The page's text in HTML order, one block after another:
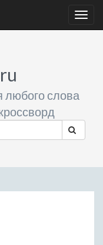
любого слова